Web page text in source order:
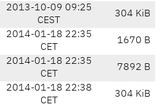
2013-10-09 09:25
CEST
304 KiB
2014-01-18 22:35
CET
1670 B
2014-01-18 22:35
CET
7892 B
2014-01-18 22:38
CET
304 KiB